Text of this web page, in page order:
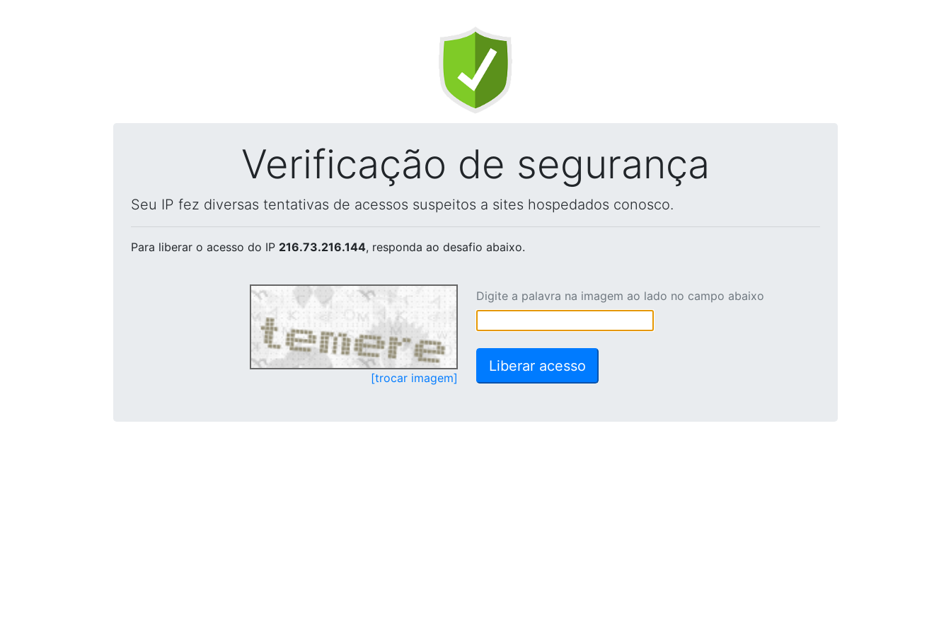
Verificação de segurança
Seu IP fez diversas tentativas de acessos suspeitos a sites hospedados conosco.
Para liberar o acesso do IP 216.73.216.144, responda ao desafio abaixo.
[trocar imagem]
Digite a palavra na imagem ao lado no campo abaixo